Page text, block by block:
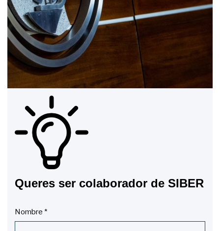
Queres ser colaborador de SIBER
Nombre *